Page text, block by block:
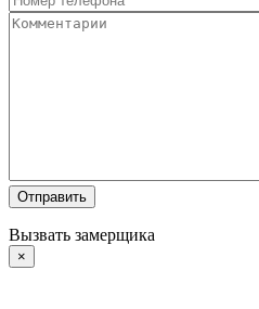
Вызвать замерщика
×